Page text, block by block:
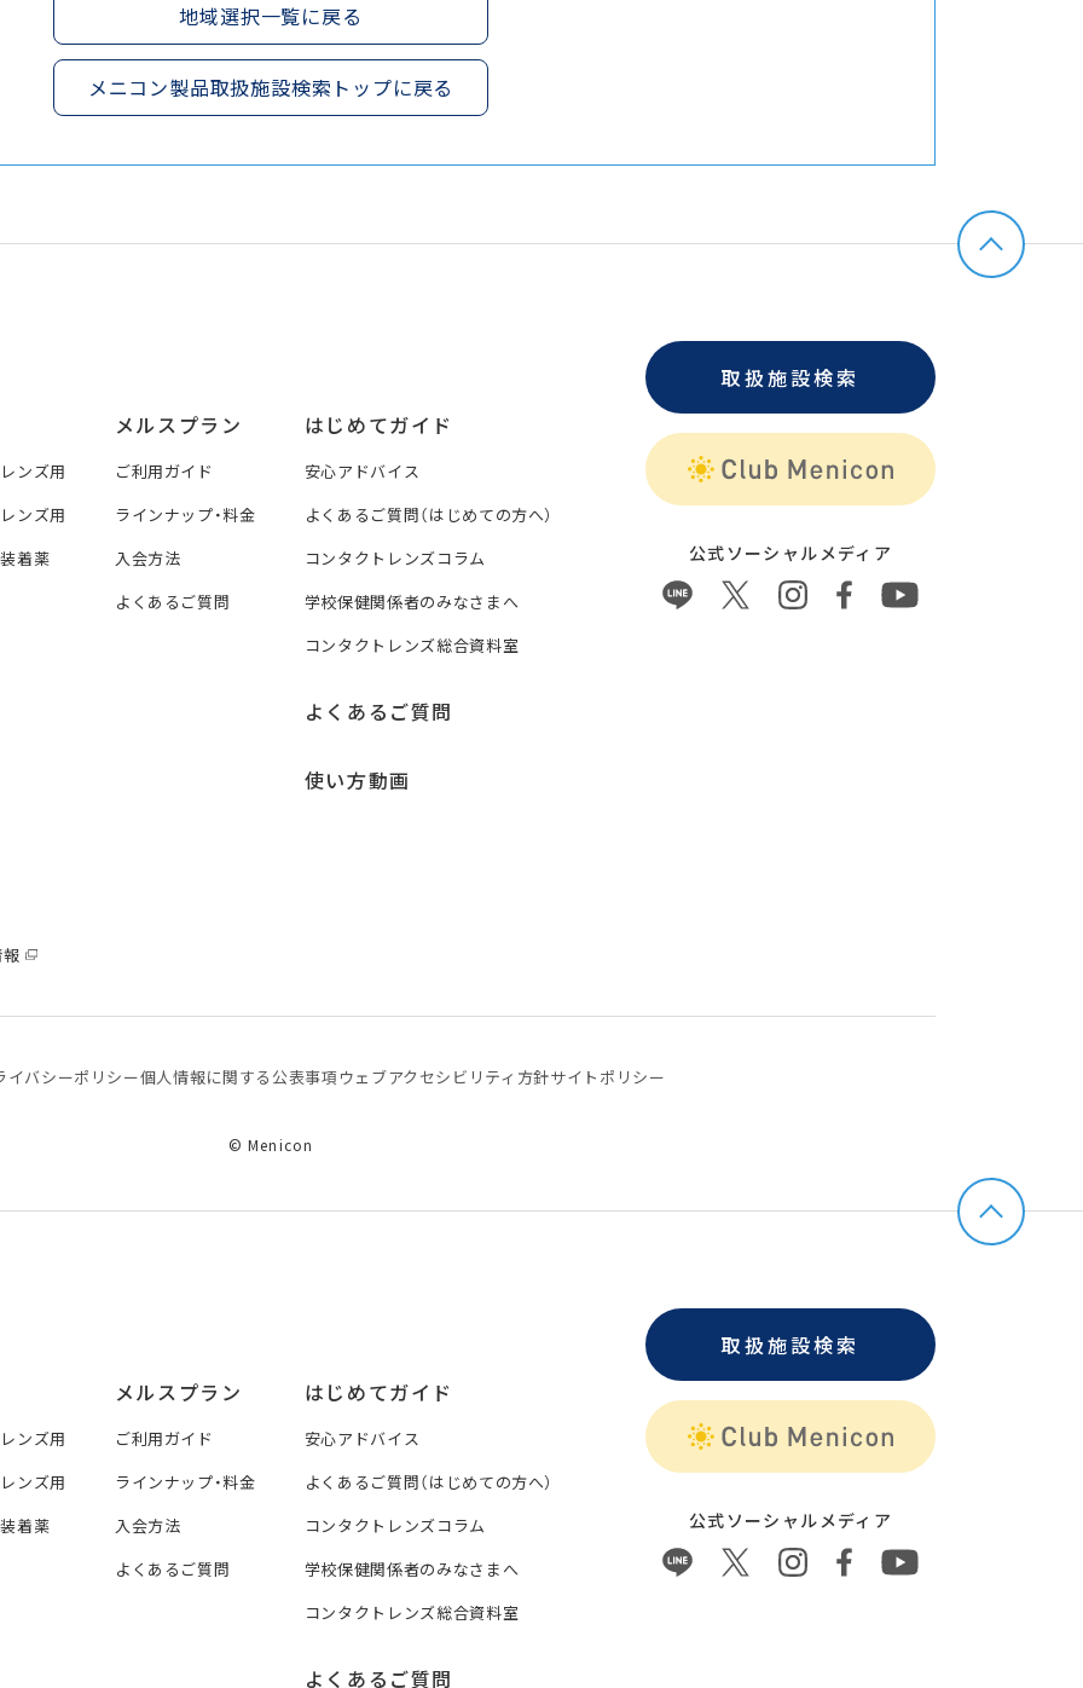
地域選択一覧に戻る
メニコン製品取扱施設検索トップに戻る
ンズ用
ンズ用
着薬
メルスプラン
ご利用ガイド
ラインナップ・料金
入会方法
よくあるご質問
はじめてガイド
安心アドバイス
よくあるご質問（はじめての方へ）
コンタクトレンズコラム
学校保健関係者のみなさまへ
コンタクトレンズ総合資料室
よくあるご質問
使い方動画
取扱施設検索
公式ソーシャルメディア
イバシーポリシー個⼈情報に関する公表事項 ウェブアクセシビリティ方針サイトポリシー
© Menicon
ンズ用
ンズ用
着薬
メルスプラン
ご利用ガイド
ラインナップ・料金
入会方法
よくあるご質問
はじめてガイド
安心アドバイス
よくあるご質問（はじめての方へ）
コンタクトレンズコラム
学校保健関係者のみなさまへ
コンタクトレンズ総合資料室
よくあるご質問
取扱施設検索
公式ソーシャルメディア